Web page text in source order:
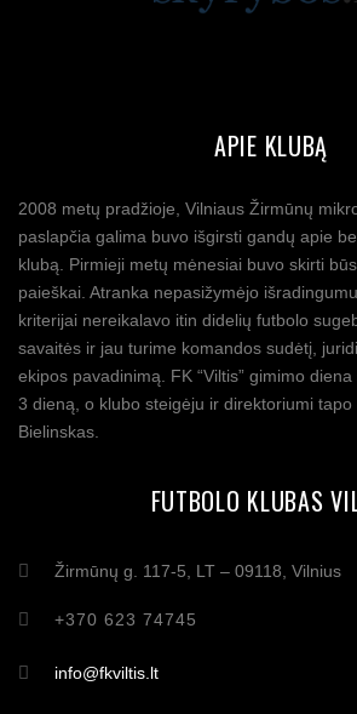
APIE KLUBĄ
2008 metų pradžioje, Vilniaus Žirmūnų
paslapčia galima buvo išgirsti gandų apie
klubą. Pirmieji metų mėnesiai buvo skirti
paieškai. Atranka nepasižymėjo
kriterijai nereikalavo itin didelių futbolo
savaitės ir jau turime komandos sudėtį,
ekipos pavadinimą. FK “Viltis” gimimo
3 dieną, o klubo steigėju ir direktoriumi
Bielinskas.
FUTBOLO KLUBAS
Žirmūnų g. 117-5, LT – 09118, Vilnius
+370 623 74745
info@fkviltis.lt